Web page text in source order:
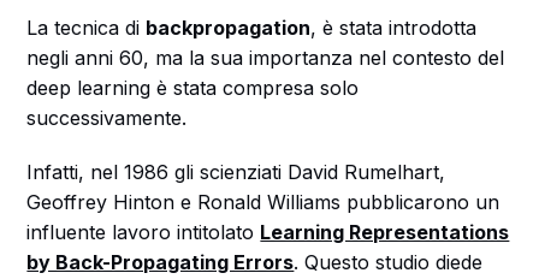
La tecnica di backpropagation, è stata introdotta
negli anni 60, ma la sua importanza nel contesto del
deep learning è stata compresa solo
successivamente.
Infatti, nel 1986 gli scienziati David Rumelhart,
Geoffrey Hinton e Ronald Williams pubblicarono un
influente lavoro intitolato Learning Representations
by Back-Propagating Errors. Questo studio diede